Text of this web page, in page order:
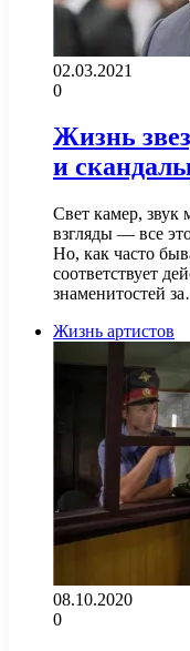
02.03.2021
0
Жизнь
и
Свет камер,
взгляды — все
Но, как часто
соответствует
знаменитостей
Жизнь артистов
08.10.2020
0